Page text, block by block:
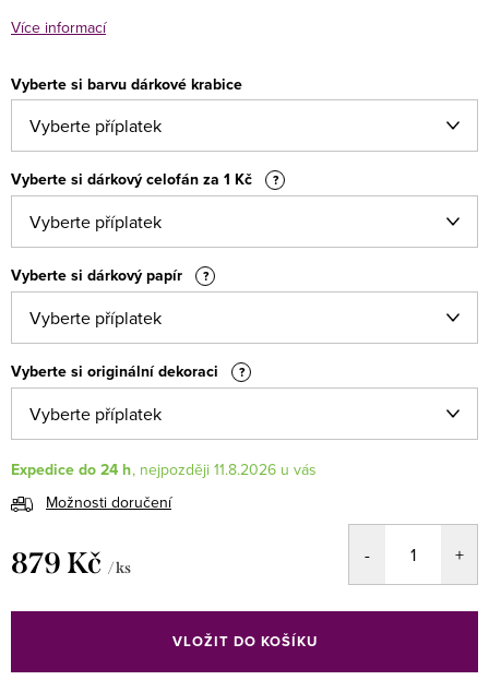
Více informací
Vyberte si barvu dárkové krabice
Vyberte si dárkový celofán za 1 Kč ?
Vyberte si dárkový papír ?
Vyberte si originální dekoraci ?
Expedice do 24 h
11.8.2026
Možnosti doručení
879 Kč / ks
cena:
VLOŽIT DO KOŠÍKU